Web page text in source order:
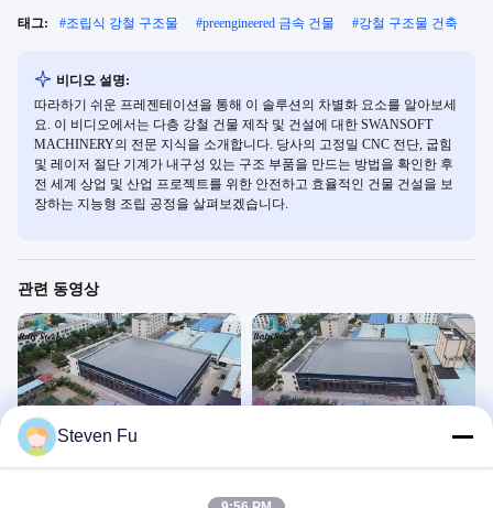
태그: #조립식 강철 구조물 #preengineered 금속 건물 #강철 구조물 건축
비디오 설명:
따라하기 쉬운 프레젠테이션을 통해 이 솔루션의 차별화 요소를 알아보세
요. 이 비디오에서는 다층 강철 건물 제작 및 건설에 대한 SWANSOFT
MACHINERY의 전문 지식을 소개합니다. 당사의 고정밀 CNC 전단, 굽힘
및 레이저 절단 기계가 내구성 있는 구조 부품을 만드는 방법을 확인한 후
전 세계 상업 및 산업 프로젝트를 위한 안전하고 효율적인 건물 건설을 보
장하는 지능형 조립 공정을 살펴보겠습니다.
관련 동영상
전공 철강 작업장
August 06, 2026
Steven Fu